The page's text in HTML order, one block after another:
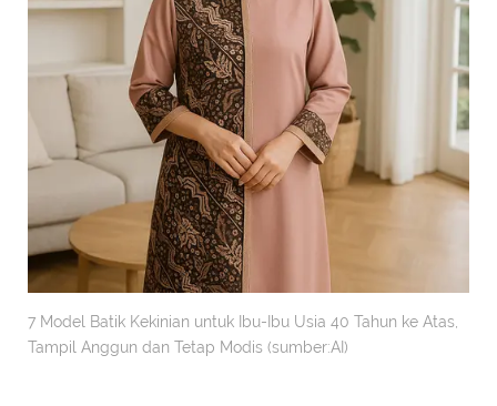
7 Model Batik Kekinian untuk Ibu-Ibu Usia 40 Tahun ke Atas,
Tampil Anggun dan Tetap Modis (sumber:AI)